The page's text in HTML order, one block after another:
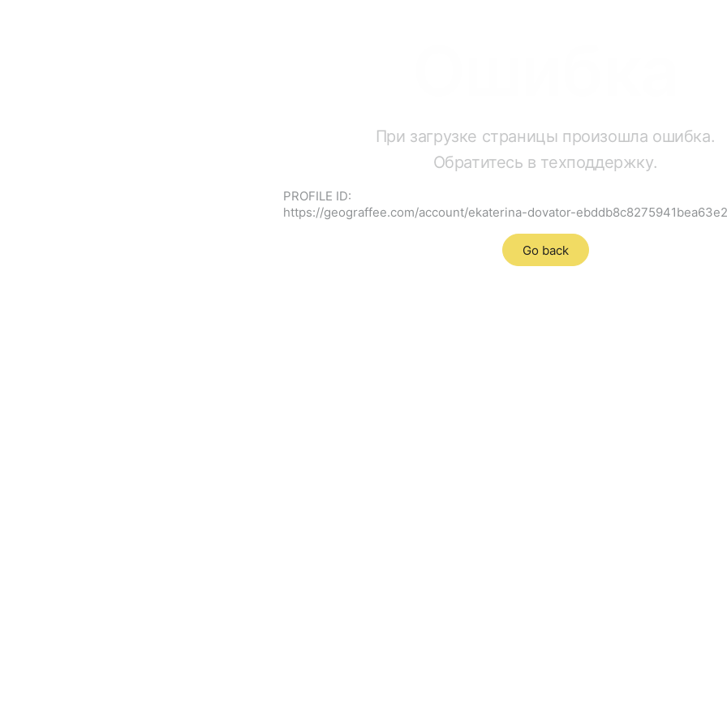
При загрузке страницы произошла ошибка.
Обратитесь в техподдержку.
PROFILE ID:
https://geograffee.com/account/ekaterina-dovator-
Go back